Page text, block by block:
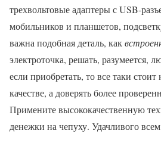
трехвольтовые адаптеры с USB-
мобильников и планшетов,
важна подобная деталь, как
электроточка, решать, разумеется,
если приобретать, то все таки
качестве, а доверять более
Примените высококачественную
денежки на чепуху. Удачливого